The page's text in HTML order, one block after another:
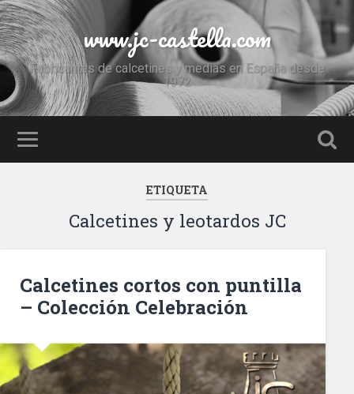
www.jc-castella.com
Fabricantes de calcetines y medias en España desde
1972
ETIQUETA
Calcetines y leotardos JC
Calcetines cortos con puntilla
– Colección Celebración